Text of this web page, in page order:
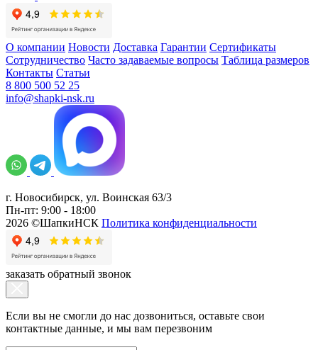
О компании Новости Доставка Гарантии Сертификаты
Сотрудничество Часто задаваемые вопросы Таблица размеров
Контакты Статьи
8 800 500 52 25
info@shapki-nsk.ru
г. Новосибирск, ул. Воинская 63/3
Пн-пт: 9:00 - 18:00
2026 ©ШапкиНСК Политика конфиденциальности
заказать обратный звонок
Если вы не смогли до нас дозвониться, оставьте свои
контактные данные, и мы вам перезвоним